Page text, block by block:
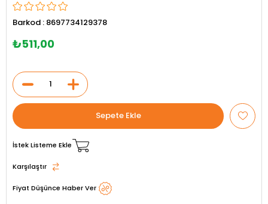
Barkod : 8697734129378
₺511,00
İstek Listeme Ekle
Karşılaştır
Fiyat Düşünce Haber Ver